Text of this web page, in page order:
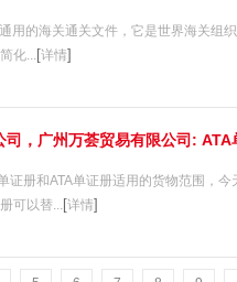
用的海关通关文件，它是世界海关组
化... [详情]
司，广州万荟贸易有限公司:
证册和ATA单证册适用的货物范围，
可以替... [详情]